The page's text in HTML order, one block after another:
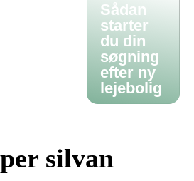
Sådan
starter
du din
søgning
efter ny
lejebolig
silvan